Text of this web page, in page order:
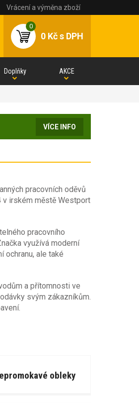
Vrácení a výměna zboží
0
0 Kčs DPH
Doplňky AKCE
VÍCE INFO
pracovních oděvů
v irském městě Westport
pracovního
využívá moderní
ochranu, ale také
a přítomnosti ve
svým zákazníkům.
obleky